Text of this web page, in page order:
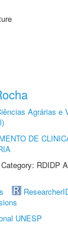
Agrárias e
DE
RDIDP
UNESP